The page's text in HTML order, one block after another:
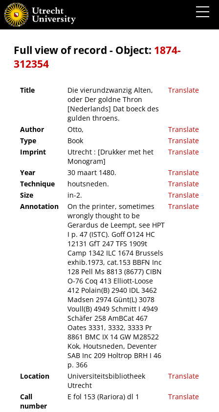
Die vierundzwanzig Alten, oder Der goldne Thron [Nederlands] Dat boeck des gulden
throens.
Full view of record - Object: 1874-
312354
Title
Die vierundzwanzig Alten,
oder Der goldne Thron
[Nederlands] Dat boeck des
gulden throens.
Translate
Author Otto,
Translate
Type
Book
Translate
Imprint
Utrecht : [Drukker met het
Monogram]
Translate
Year 30 maart 1480.
Translate
Technique
houtsneden.
Translate
Size
in-2.
Translate
Annotation
On the printer, sometimes
wrongly thought to be
Gerardus de Leempt, see HPT
I p. 47 (ISTC). Goff O124 HC
12131 GfT 247 TFS 1909t
Camp 1342 ILC 1674 Brussels
exhib.1973, cat.153 BBFN Inc
128 Pell Ms 8813 (8677) CIBN
O-76 Coq 413 Elliott-Loose
412 Polain(B) 2940 IDL 3462
Madsen 2974 Günt(L) 3078
Voull(B) 4949 Schmitt I 4949
Schäfer 258 AmBCat 467
Oates 3331, 3332, 3333 Pr
8861 BMC IX 14 GW M28522
Kok, Houtsneden, Deventer
SAB Inc 209 Holtrop BRH I 46
p. 366
Translate
Location
Universiteitsbibliotheek
Utrecht
Translate
Call
number
E fol 153 (Rariora) dl 1 Translate